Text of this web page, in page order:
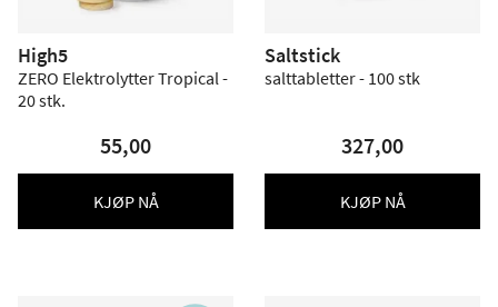
High5
ZERO Elektrolytter Tropical -
20 stk.
55,00
KJØP NÅ
Saltstick
salttabletter - 100 stk
327,00
KJØP NÅ